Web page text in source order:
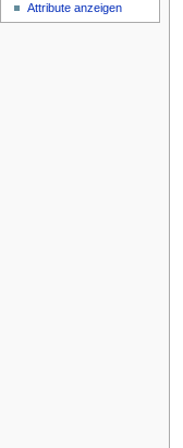
Attribute anzeigen